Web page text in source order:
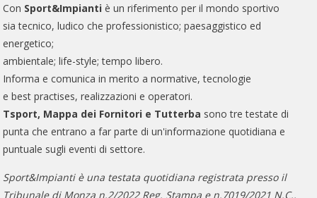
Con Sport&Impianti è un riferimento per il mondo sportivo
sia tecnico, ludico che professionistico; paesaggistico ed
energetico;
ambientale; life-style; tempo libero.
Informa e comunica in merito a normative, tecnologie
e best practises, realizzazioni e operatori.
Tsport, Mappa dei Fornitori e Tutterba sono tre testate di
punta che entrano a far parte di un'informazione quotidiana e
puntuale sugli eventi di settore.
Sport&Impianti è una testata quotidiana registrata presso il
Tribunale di Monza n.2/2022 Reg. Stampa e n.7019/2021 N.C..